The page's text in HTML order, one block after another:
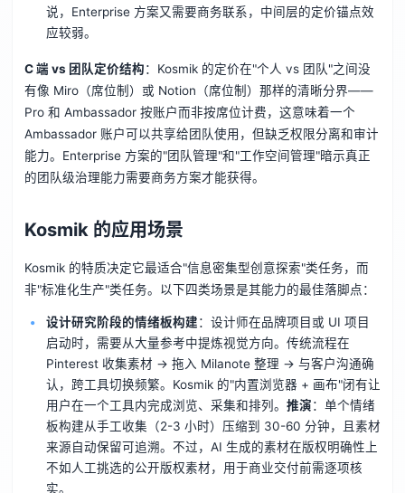
说，Enterprise 方案又需要商务联系，中间层的定价锚点效
应较弱。
C 端 vs 团队定价结构：Kosmik 的定价在"个人 vs 团队"之间没
有像 Miro（席位制）或 Notion（席位制）那样的清晰分界——
Pro 和 Ambassador 按账户而非按席位计费，这意味着一个
Ambassador 账户可以共享给团队使用，但缺乏权限分离和审计
能力。Enterprise 方案的"团队管理"和"工作空间管理"暗示真正
的团队级治理能力需要商务方案才能获得。
Kosmik 的应用场景
Kosmik 的特质决定它最适合"信息密集型创意探索"类任务，而
非"标准化生产"类任务。以下四类场景是其能力的最佳落脚点：
设计研究阶段的情绪板构建：设计师在品牌项目或 UI 项目
启动时，需要从大量参考中提炼视觉方向。传统流程在
Pinterest 收集素材 → 拖入 Milanote 整理 → 与客户沟通确
认，跨工具切换频繁。Kosmik 的"内置浏览器 + 画布"闭有让
用户在一个工具内完成浏览、采集和排列。 推演：单个情绪
板构建从手工收集（2-3 小时）压缩到 30-60 分钟，且素材
来源自动保留可追溯。不过，AI 生成的素材在版权明确性上
不如人工挑选的公开版权素材，用于商业交付前需逐项核
实。